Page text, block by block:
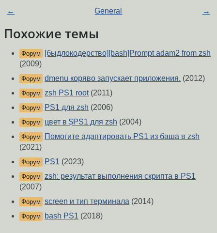
← General →
Похожие темы
Форум
[быдлокодерство][bash]Prompt adam2 from zsh
(2009)
Форум dmenu коряво запускает приложения. (2012)
Форум zsh PS1 root(2011)
Форум PS1 для zsh (2006)
Форум цвет в $PS1 для zsh (2004)
Форум
Помогите адаптировать PS1 из баша в zsh
(2021)
Форум PS1 (2023)
Форум
zsh: результат выполнения скрипта в PS1
(2007)
Форум screen и тип терминала (2014)
Форум bash PS1 (2018)